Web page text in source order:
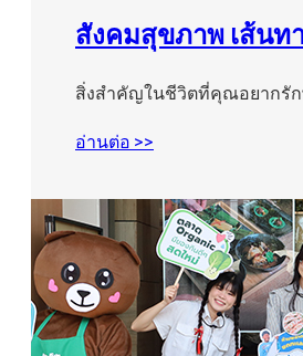
สังคมสุขภาพ เส้นท
สิ่งสำคัญในชีวิตที่คุณอยากรัก
อ่านต่อ >>